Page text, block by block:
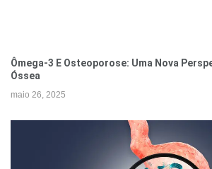
Ômega-3 E Osteoporose: Uma Nova
Óssea
maio 26, 2025